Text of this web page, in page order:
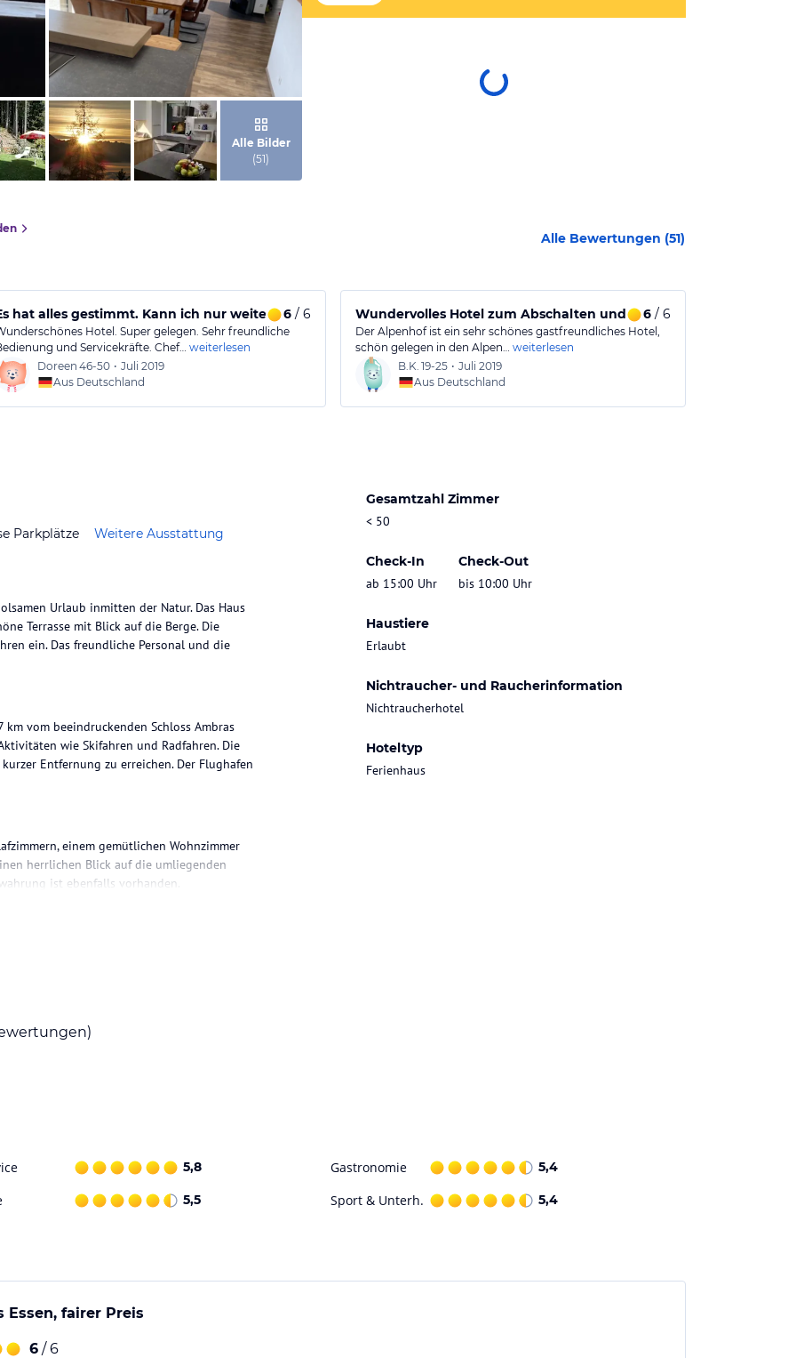
von Booking.com
Alle Bilder
(51)
Alle Bewertungen (51)
hat alles gestimmt. Kann ich nur weiter empfehlen
6/ 6
Hotel. Super gelegen. Sehr freundliche
und Servicekräfte. Chef… weiterlesen
Doreen 46-50 • Juli 2019
Aus Deutschland
Wundervolles Hotel zum Abschalten und Genießen.
6/ 6
Der Alpenhof ist ein sehr schönes gastfreundliches Hotel,
schön gelegen in den Alpen… weiterlesen
B.K. 19-25 • Juli 2019
Aus Deutschland
Parkplätze Weitere Ausstattung
Gesamtzahl Zimmer
< 50
Check-In
ab 15:00 Uhr
Check-Out
bis 10:00 Uhr
Haustiere
Erlaubt
Nichtraucher- und Raucherinformation
Nichtraucherhotel
Hoteltyp
Ferienhaus
Urlaub inmitten der Natur. Das Haus
Terrasse mit Blick auf die Berge. Die
ein. Das freundliche Personal und die
vom beeindruckenden Schloss Ambras
wie Skifahren und Radfahren. Die
Entfernung zu erreichen. Der Flughafen
einem gemütlichen Wohnzimmer
herrlichen Blick auf die umliegenden
ist ebenfalls vorhanden.
für sportliche Aktivitäten. Sie können
ist in der Unterkunft
Gewähr. Bitte lies vor der Buchung die
5,8 Gastronomie 5,4
5,5 Sport & Unterh. 5,4
Essen, fairer Preis
6 / 6